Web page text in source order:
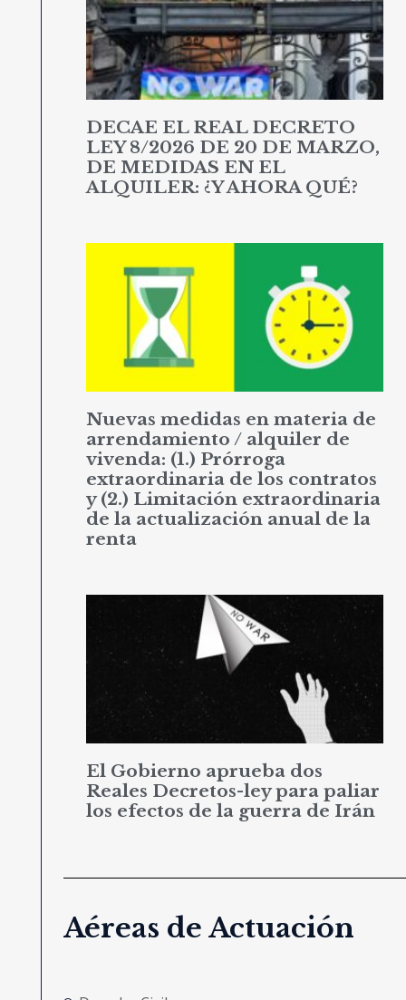
DECAE EL REAL DECRETO
LEY 8/2026 DE 20 DE MARZO,
DE MEDIDAS EN EL
ALQUILER: ¿Y AHORA QUÉ?
Nuevas medidas en materia de
arrendamiento / alquiler de
vivenda: (1.) Prórroga
extraordinaria de los contratos
y (2.) Limitación extraordinaria
de la actualización anual de la
renta
El Gobierno aprueba dos
Reales Decretos-ley para paliar
los efectos de la guerra de Irán
Aéreas de Actuación